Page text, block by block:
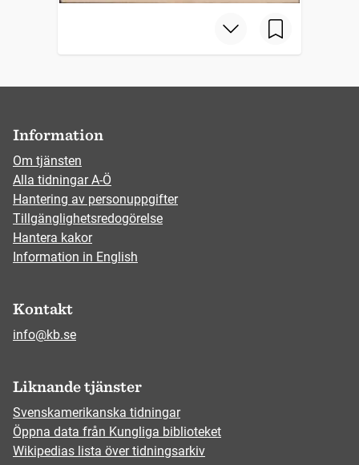
Information
Om tjänsten
Alla tidningar A-Ö
Hantering av personuppgifter
Tillgänglighetsredogörelse
Hantera kakor
Information in English
Kontakt
info@kb.se
Liknande tjänster
Svenskamerikanska tidningar
Öppna data från Kungliga biblioteket
Wikipedias lista över tidningsarkiv